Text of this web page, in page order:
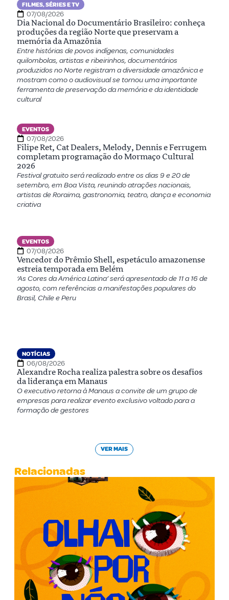
FILMES, SÉRIES E TV
07/08/2026
Dia Nacional do Documentário Brasileiro: conheça
produções da região Norte que preservam a
memória da Amazônia
Entre histórias de povos indígenas, comunidades
quilombolas, artistas e ribeirinhos, documentários
produzidos no Norte registram a diversidade amazônica e
mostram como o audiovisual se tornou uma importante
ferramenta de preservação da memória e da identidade
cultural
EVENTOS
07/08/2026
Filipe Ret, Cat Dealers, Melody, Dennis e Ferrugem
completam programação do Mormaço Cultural
2026
Festival gratuito será realizado entre os dias 9 e 20 de
setembro, em Boa Vista, reunindo atrações nacionais,
artistas de Roraima, gastronomia, teatro, dança e economia
criativa
EVENTOS
07/08/2026
Vencedor do Prêmio Shell, espetáculo amazonense
estreia temporada em Belém
‘As Cores da América Latina’ será apresentado de 11 a 16 de
agosto, com referências a manifestações populares do
Brasil, Chile e Peru
NOTÍCIAS
06/08/2026
Alexandre Rocha realiza palestra sobre os desafios
da liderança em Manaus
O executivo retorna à Manaus a convite de um grupo de
empresas para realizar evento exclusivo voltado para a
formação de gestores
VER MAIS
Relacionadas